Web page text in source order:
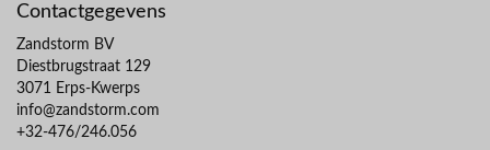
Contactgegevens
Zandstorm BV
Diestbrugstraat 129
3071 Erps-Kwerps
info@zandstorm.com
+32-476/246.056